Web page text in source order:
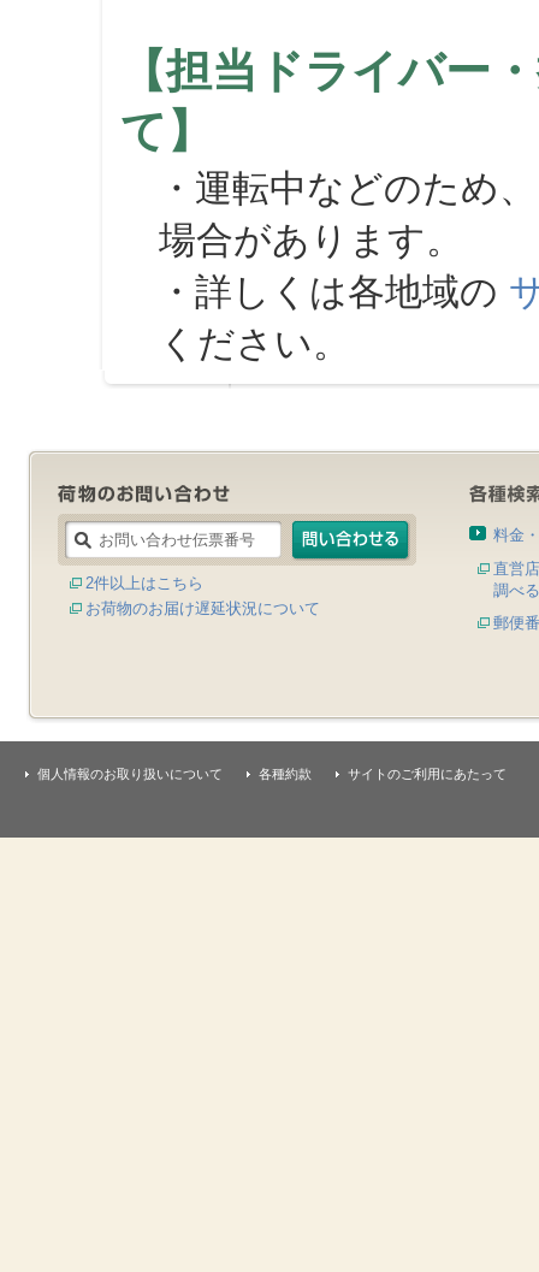
【担当ドライバー
て】
・運転中などのため
場合があります。
・詳しくは各地域の
ください。
2件以上はこちら
お荷物のお届け遅延状況について
料金
直営
調べる
郵便
個人情報のお取り扱いについて 各種約款 サイトのご利用にあたって